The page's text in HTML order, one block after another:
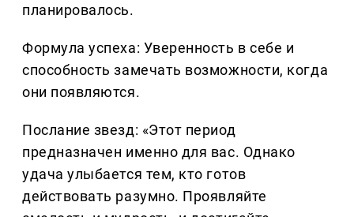
планировалось.
Формула успеха: Уверенность в себе и
способность замечать возможности, когда
они появляются.
Послание звезд: «Этот период
предназначен именно для вас. Однако
удача улыбается тем, кто готов
действовать разумно. Проявляйте